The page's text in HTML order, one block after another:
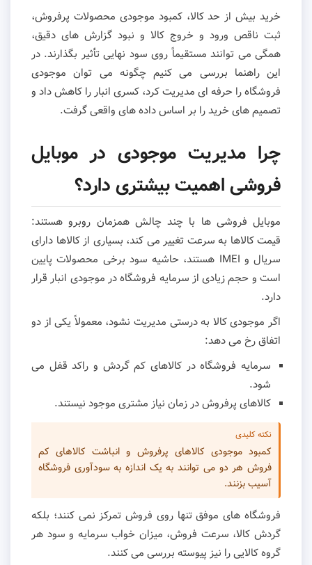
خرید بیش از حد کالا، کمبود موجودی محصولات پرفروش،
ثبت ناقص ورود و خروج کالا و نبود گزارش های دقیق،
همگی می توانند مستقیماً روی سود نهایی تأثیر بگذارند. در
این راهنما بررسی می کنیم چگونه می توان موجودی
فروشگاه را حرفه ای مدیریت کرد، کسری انبار را کاهش داد و
تصمیم های خرید را بر اساس داده های واقعی گرفت.
چرا مدیریت موجودی در موبایل
فروشی اهمیت بیشتری دارد؟
موبایل فروشی ها با چند چالش همزمان روبرو هستند:
قیمت کالاها به سرعت تغییر می کند، بسیاری از کالاها دارای
سریال و IMEI هستند، حاشیه سود برخی محصولات پایین
است و حجم زیادی از سرمایه فروشگاه در موجودی انبار قرار
دارد.
اگر موجودی کالا به درستی مدیریت نشود، معمولاً یکی از دو
اتفاق رخ می دهد:
سرمایه فروشگاه در کالاهای کم گردش و راکد قفل می
شود.
کالاهای پرفروش در زمان نیاز مشتری موجود نیستند.
نکته کلیدی
کمبود موجودی کالاهای پرفروش و انباشت کالاهای کم
فروش هر دو می توانند به یک اندازه به سودآوری فروشگاه
آسیب بزنند.
فروشگاه های موفق تنها روی فروش تمرکز نمی کنند؛ بلکه
گردش کالا، سرعت فروش، میزان خواب سرمایه و سود هر
گروه کالایی را نیز پیوسته بررسی می کنند.